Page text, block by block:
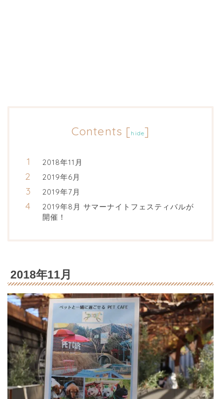
Contents [ hide]
2018年11月
2019年6月
2019年7月
2019年8月 サマーナイトフェスティバルが
開催！
2018年11月